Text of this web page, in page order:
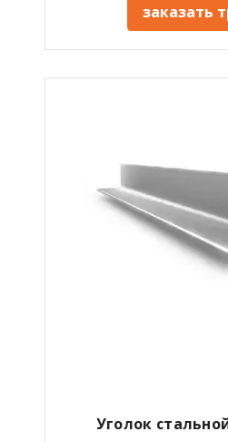
заказать
Уголок